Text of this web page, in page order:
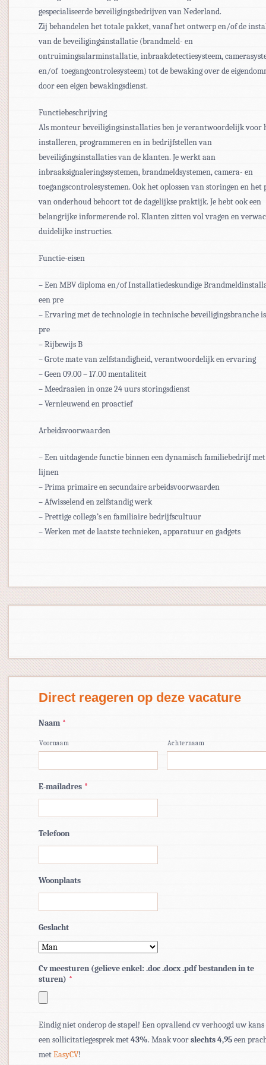
gespecialiseerde beveiligingsbedrijven van Nederland.
Zij behandelen het totale pakket, vanaf het ontwerp en/of de
van de beveiligingsinstallatie (brandmeld- en
ontruimingsalarminstallatie, inbraakdetectiesysteem,
en/of toegangcontrolesysteem) tot de bewaking over de
door een eigen bewakingsdienst.
Functiebeschrijving
Als monteur beveiligingsinstallaties ben je verantwoordelijk voor
installeren, programmeren en in bedrijfstellen van
beveiligingsinstallaties van de klanten. Je werkt aan
inbraaksignaleringssystemen, brandmeldsystemen, camera- en
toegangscontrolesystemen. Ook het oplossen van storingen en het
van onderhoud behoort tot de dagelijkse praktijk. Je hebt ook een
belangrijke informerende rol. Klanten zitten vol vragen en
duidelijke instructies.
Functie-eisen
– Een MBV diploma en/of Installatiedeskundige
een pre
– Ervaring met de technologie in technische beveiligingsbranche
pre
– Rijbewijs B
– Grote mate van zelfstandigheid, verantwoordelijk en ervaring
– Geen 09.00 – 17.00 mentaliteit
– Meedraaien in onze 24 uurs storingsdienst
– Vernieuwend en proactief
Arbeidsvoorwaarden
– Een uitdagende functie binnen een dynamisch familiebedrijf
lijnen
– Prima primaire en secundaire arbeidsvoorwaarden
– Afwisselend en zelfstandig werk
– Prettige collega’s en familiaire bedrijfscultuur
– Werken met de laatste technieken, apparatuur en gadgets
Direct reageren op deze vacature
Naam *
Voornaam Achternaam
E-mailadres *
Telefoon
Woonplaats
Geslacht
Cv meesturen (gelieve enkel: .doc .docx .pdf bestanden in te
sturen) *
pdf,
doc,
Eindig niet onderop de stapel! Een opvallend cv verhoogd uw kans
een sollicitatiegesprek met43%. Maak voorslechts 4,95een
metEasyCV!